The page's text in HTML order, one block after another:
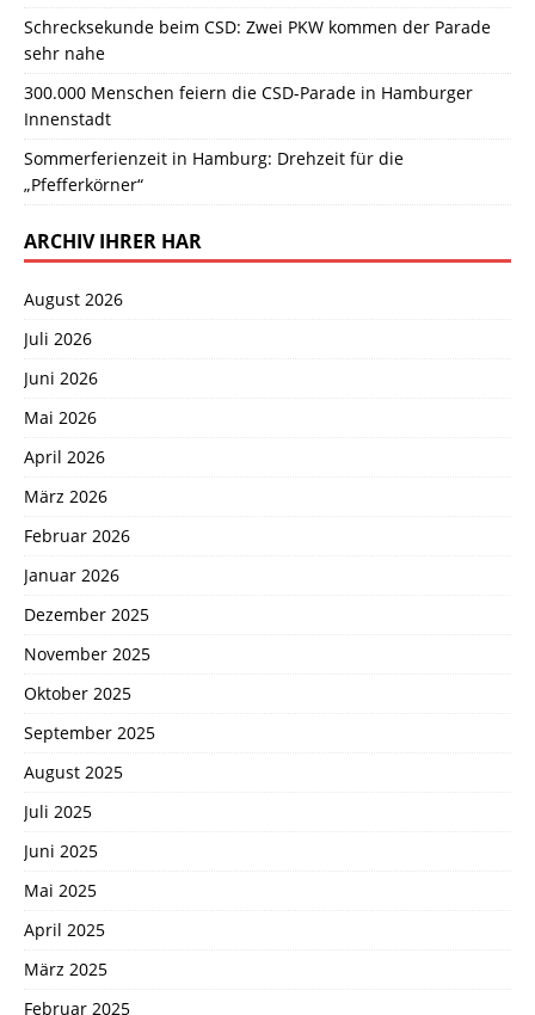
Schrecksekunde beim CSD: Zwei PKW kommen der Parade
sehr nahe
300.000 Menschen feiern die CSD-Parade in Hamburger
Innenstadt
Sommerferienzeit in Hamburg: Drehzeit für die
„Pfefferkörner“
ARCHIV IHRER HAR
August 2026
Juli 2026
Juni 2026
Mai 2026
April 2026
März 2026
Februar 2026
Januar 2026
Dezember 2025
November 2025
Oktober 2025
September 2025
August 2025
Juli 2025
Juni 2025
Mai 2025
April 2025
März 2025
Februar 2025